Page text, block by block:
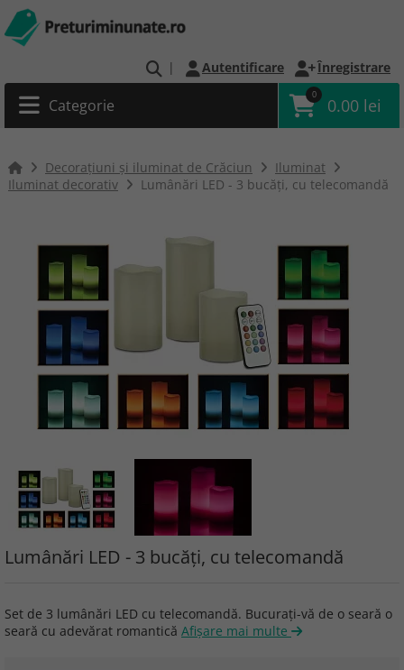
| Autentificare Înregistrare
Categorie
0
0.00 lei
Decorațiuni și iluminat de Crăciun
Iluminat
Iluminat decorativ
Lumânări LED - 3 bucăţi, cu telecomandă
Lumânări LED - 3 bucăţi, cu telecomandă
Set de 3 lumânări LED cu telecomandă. Bucuraţi-vă de o seară o
seară cu adevărat romantică Afişare mai multe